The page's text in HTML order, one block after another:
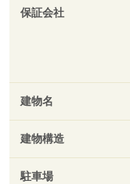
保証会社
建物名
建物構造
駐車場